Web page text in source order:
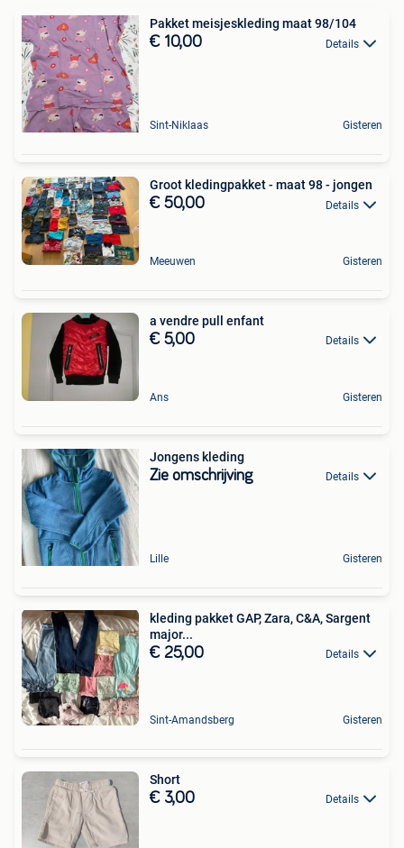
Pakket meisjeskleding maat 98/104
€ 10,00 Details
Sint-Niklaas Gisteren
Groot kledingpakket - maat 98 - jongen
€ 50,00 Details
Meeuwen Gisteren
a vendre pull enfant
€ 5,00 Details
Ans Gisteren
Jongens kleding
Zie omschrijving Details
Lille Gisteren
kleding pakket GAP, Zara, C&A, Sargent
major...
€ 25,00 Details
Sint-Amandsberg Gisteren
Short
€ 3,00 Details